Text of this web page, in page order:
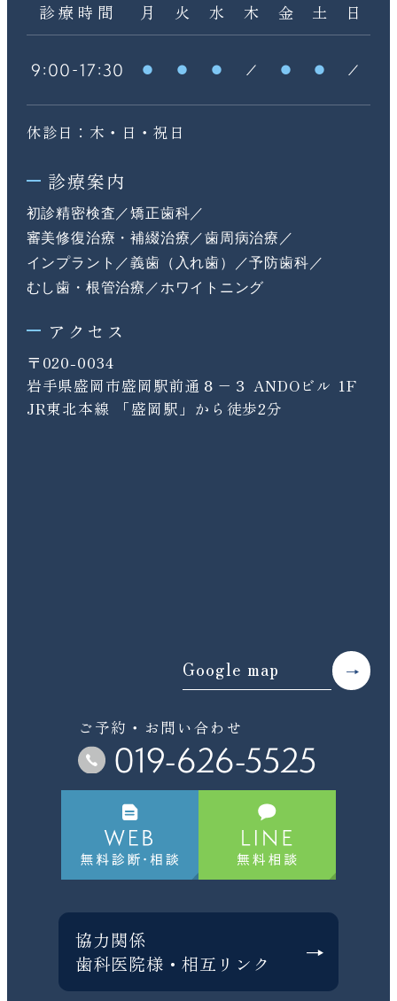
診療時間 月 火 水 木 金 土 日
9:00-17:30
休診日：木・日・祝日
診療案内
初診精密検査
矯正歯科
審美修復治療・補綴治療
歯周病治療
インプラント
義歯（入れ歯）
予防歯科
むし歯・根管治療
ホワイトニング
アクセス
〒020-0034
岩手県盛岡市盛岡駅前通８−３ ANDOビル 1F
JR東北本線 「盛岡駅」から徒歩2分
Google map
ご予約・お問い合わせ
019-626-5525
協力関係
歯科医院様・相互リンク